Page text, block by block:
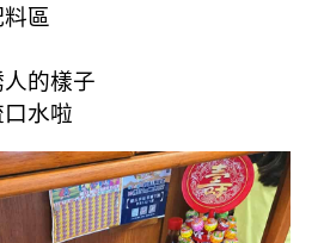
區
的樣子
水啦